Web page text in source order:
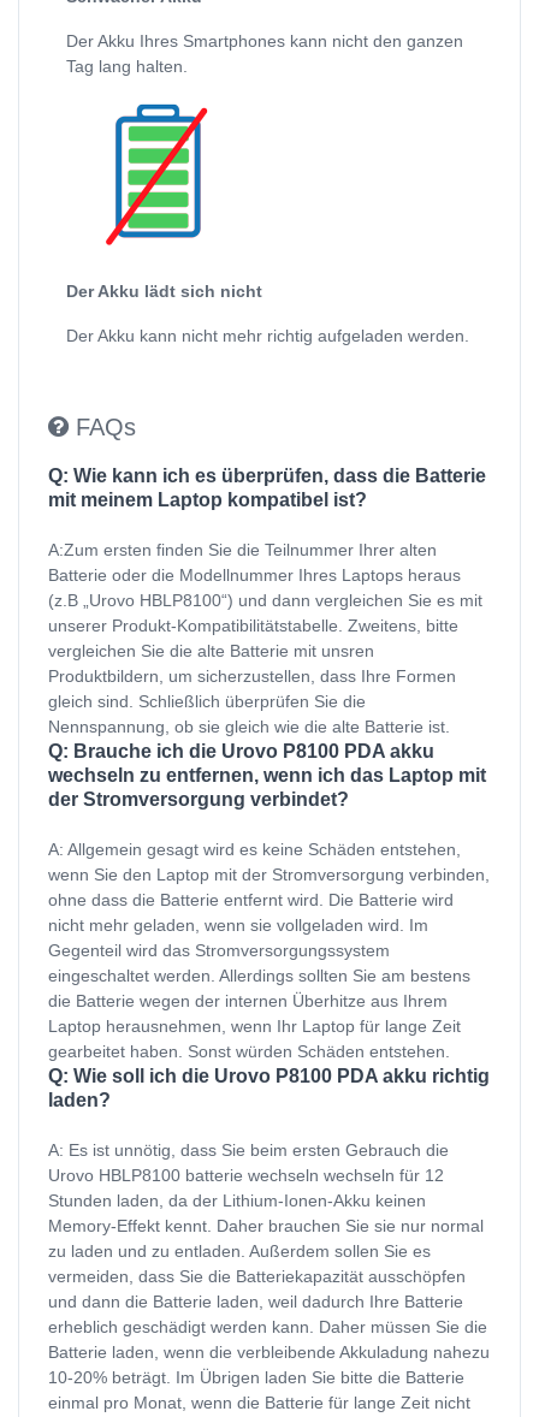
Der Akku Ihres Smartphones kann nicht den ganzen
Tag lang halten.
Der Akku lädt sich nicht
Der Akku kann nicht mehr richtig aufgeladen werden.
FAQs
Q: Wie kann ich es überprüfen, dass die Batterie
mit meinem Laptop kompatibel ist?
A:Zum ersten finden Sie die Teilnummer Ihrer alten
Batterie oder die Modellnummer Ihres Laptops heraus
(z.B „Urovo HBLP8100“) und dann vergleichen Sie es mit
unserer Produkt-Kompatibilitätstabelle. Zweitens, bitte
vergleichen Sie die alte Batterie mit unsren
Produktbildern, um sicherzustellen, dass Ihre Formen
gleich sind. Schließlich überprüfen Sie die
Nennspannung, ob sie gleich wie die alte Batterie ist.
Q: Brauche ich die Urovo P8100 PDA akku
wechseln zu entfernen, wenn ich das Laptop mit
der Stromversorgung verbindet?
A: Allgemein gesagt wird es keine Schäden entstehen,
wenn Sie den Laptop mit der Stromversorgung verbinden,
ohne dass die Batterie entfernt wird. Die Batterie wird
nicht mehr geladen, wenn sie vollgeladen wird. Im
Gegenteil wird das Stromversorgungssystem
eingeschaltet werden. Allerdings sollten Sie am bestens
die Batterie wegen der internen Überhitze aus Ihrem
Laptop herausnehmen, wenn Ihr Laptop für lange Zeit
gearbeitet haben. Sonst würden Schäden entstehen.
Q: Wie soll ich die Urovo P8100 PDA akku richtig
laden?
A: Es ist unnötig, dass Sie beim ersten Gebrauch die
Urovo HBLP8100 batterie wechseln wechseln für 12
Stunden laden, da der Lithium-Ionen-Akku keinen
Memory-Effekt kennt. Daher brauchen Sie sie nur normal
zu laden und zu entladen. Außerdem sollen Sie es
vermeiden, dass Sie die Batteriekapazität ausschöpfen
und dann die Batterie laden, weil dadurch Ihre Batterie
erheblich geschädigt werden kann. Daher müssen Sie die
Batterie laden, wenn die verbleibende Akkuladung nahezu
10-20% beträgt. Im Übrigen laden Sie bitte die Batterie
einmal pro Monat, wenn die Batterie für lange Zeit nicht